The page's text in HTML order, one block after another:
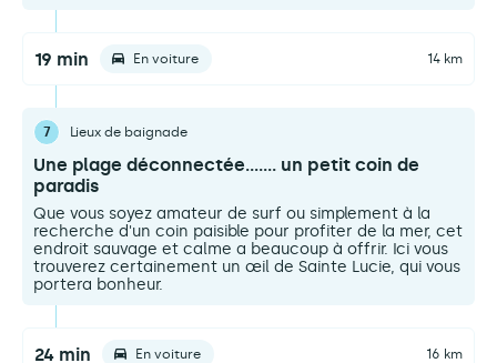
19 min En voiture 14 km
7 Lieux de baignade
Une plage déconnectée....... un petit coin de
paradis
Que vous soyez amateur de surf ou simplement à la
recherche d'un coin paisible pour profiter de la mer, cet
endroit sauvage et calme a beaucoup à offrir. Ici vous
trouverez certainement un œil de Sainte Lucie, qui vous
portera bonheur.
24 min En voiture 16 km